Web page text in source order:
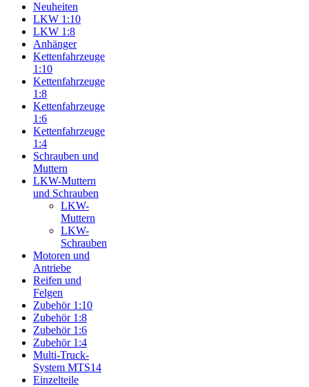
Neuheiten
LKW 1:10
LKW 1:8
Anhänger
Kettenfahrzeuge
1:10
Kettenfahrzeuge
1:8
Kettenfahrzeuge
1:6
Kettenfahrzeuge
1:4
Schrauben und
Muttern
LKW-Muttern
und Schrauben
LKW-
Muttern
LKW-
Schrauben
Motoren und
Antriebe
Reifen und
Felgen
Zubehör 1:10
Zubehör 1:8
Zubehör 1:6
Zubehör 1:4
Multi-Truck-
System MTS14
Einzelteile